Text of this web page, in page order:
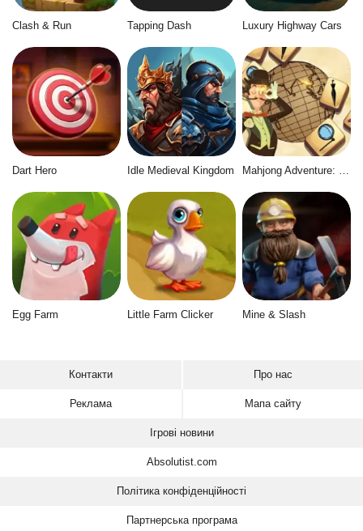
Clash & Run Tapping Dash Luxury Highway Cars
Dart Hero Idle Medieval Kingdom
Egg Farm Little Farm Clicker Mine & Slash
Контакти Про нас
Реклама Мапа сайту
Ігрові новини
Absolutist.com
Політика конфіденційності
Партнерська програма